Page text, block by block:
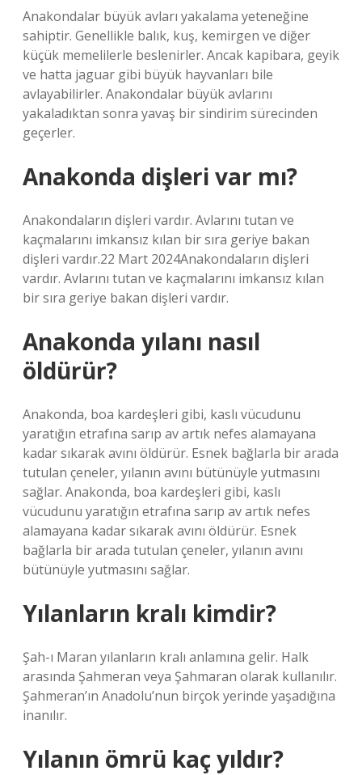
Anakondalar büyük avları yakalama yeteneğine
sahiptir. Genellikle balık, kuş, kemirgen ve diğer
küçük memelilerle beslenirler. Ancak kapibara, geyik
ve hatta jaguar gibi büyük hayvanları bile
avlayabilirler. Anakondalar büyük avlarını
yakaladıktan sonra yavaş bir sindirim sürecinden
geçerler.
Anakonda dişleri var mı?
Anakondaların dişleri vardır. Avlarını tutan ve
kaçmalarını imkansız kılan bir sıra geriye bakan
dişleri vardır.22 Mart 2024Anakondaların dişleri
vardır. Avlarını tutan ve kaçmalarını imkansız kılan
bir sıra geriye bakan dişleri vardır.
Anakonda yılanı nasıl
öldürür?
Anakonda, boa kardeşleri gibi, kaslı vücudunu
yaratığın etrafına sarıp av artık nefes alamayana
kadar sıkarak avını öldürür. Esnek bağlarla bir arada
tutulan çeneler, yılanın avını bütünüyle yutmasını
sağlar. Anakonda, boa kardeşleri gibi, kaslı
vücudunu yaratığın etrafına sarıp av artık nefes
alamayana kadar sıkarak avını öldürür. Esnek
bağlarla bir arada tutulan çeneler, yılanın avını
bütünüyle yutmasını sağlar.
Yılanların kralı kimdir?
Şah-ı Maran yılanların kralı anlamına gelir. Halk
arasında Şahmeran veya Şahmaran olarak kullanılır.
Şahmeran’ın Anadolu’nun birçok yerinde yaşadığına
inanılır.
Yılanın ömrü kaç yıldır?